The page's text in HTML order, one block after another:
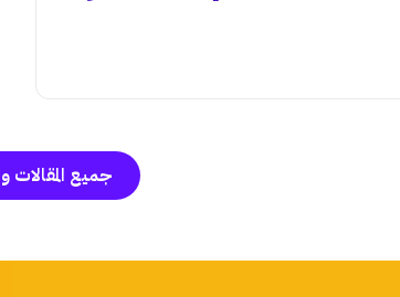
جميع المقالات